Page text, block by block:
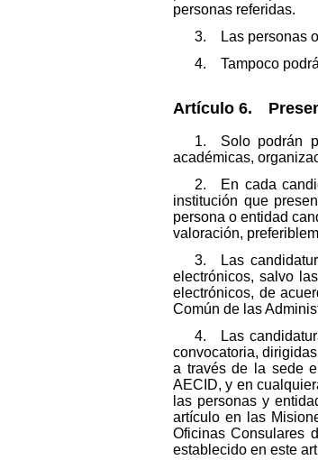
personas referidas.
3. Las personas o
4. Tampoco
Artículo 6.
1. Solo podrán
académicas,
2. En cada
institución que
persona o entidad
valoración,
3. Las
electrónicos, salvo
electrónicos, de
Común de las
4. Las
convocatoria,
a través de la sede
AECID, y en
las personas y
artículo en las
Oficinas Consulares
establecido en este